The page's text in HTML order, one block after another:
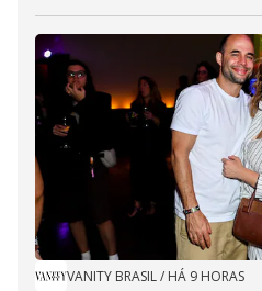
VANITY BRASIL/ HÁ 9 HORAS